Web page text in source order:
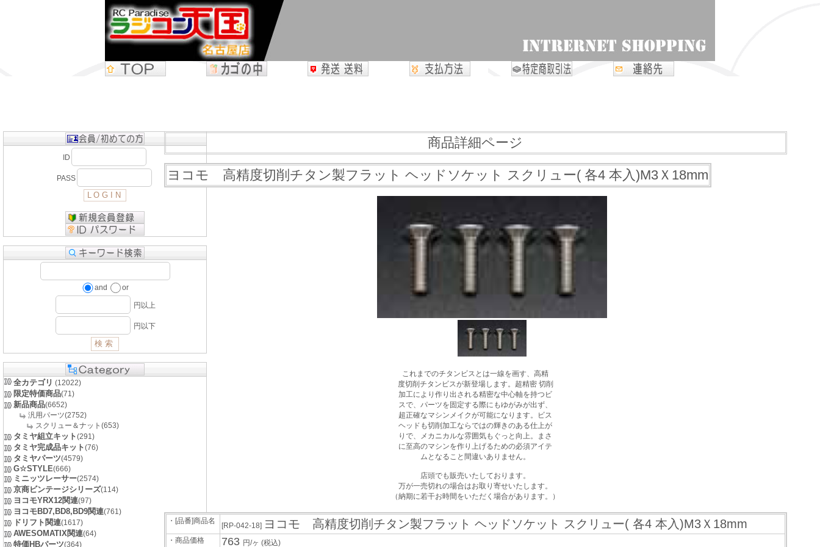
ID
PASS
and or
円以上
円以下
全カテゴリ (12022)
限定特価商品(71)
新品商品(6652)
汎用パーツ(2752)
スクリュー＆ナット(653)
タミヤ組立キット(291)
タミヤ完成品キット(76)
タミヤパーツ(4579)
G☆STYLE(666)
ミニッツレーサー(2574)
京商ビンテージシリーズ(114)
ヨコモYRX12関連(97)
ヨコモBD7,BD8,BD9関連(761)
ドリフト関連(1617)
AWESOMATIX関連(64)
特価HBパーツ(364)
商品詳細ページ
ヨコモ 高精度切削チタン製フラット ヘッドソケット スクリュー( 各4 本入)M3Ｘ18mm
これまでのチタンビスとは一線を画す、高精
度切削チタンビスが新登場します。超精密 切削
加工により作り出される精密な中心軸を持つビ
スで、パーツを固定する際にもゆがみが出ず、
超正確なマシンメイクが可能になります。ビス
ヘッドも切削加工ならではの輝きのある仕上が
りで、メカニカルな雰囲気もぐっと向上。まさ
に至高のマシンを作り上げるための必須アイテ
ムとなること間違いありません。
店頭でも販売いたしております。
万が一売切れの場合はお取り寄せいたします。
（納期に若干お時間をいただく場合があります。）
・[品番]商品名
[RP-042-18] ヨコモ 高精度切削チタン製フラット ヘッドソケット スクリュー( 各4 本入)M3Ｘ18mm
・商品価格 763 円/ヶ (税込)